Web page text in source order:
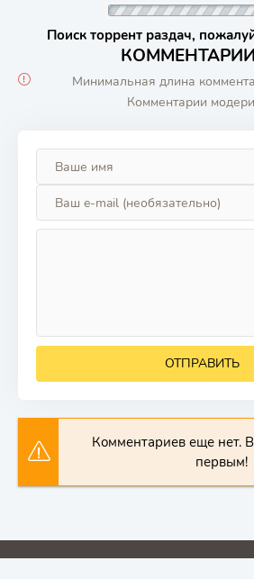
Поиск торрент раздач,
Минимальная длина
Комментарии
ОТПРАВИТЬ
Комментариев еще нет.
первым!